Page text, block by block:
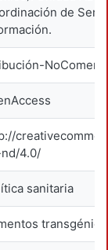
de
4.0/
sanitaria